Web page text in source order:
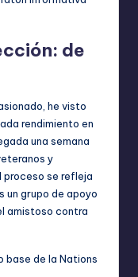
de
he visto
rendimiento en
una semana
y
proceso se refleja
un grupo de apoyo
amistoso contra
base de la Nations